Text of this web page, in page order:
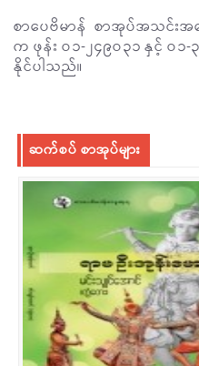
စာပေဗိမာန် စာအုပ်အသင်း
က ဖုန်း ဝ၁-၂၄၉ဝ၃၁ နှင့်
နိုင်ပါသည်။
ဆက်စပ် စာအုပ်များ